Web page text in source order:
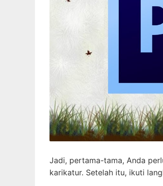
Jadi, pertama-tama, Anda
karikatur. Setelah itu, ikuti